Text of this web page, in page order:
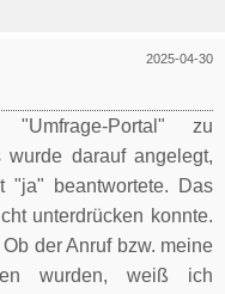
2025-04-30
Portal" zu
wurde darauf angelegt,
"ja" beantwortete. Das
unterdrücken konnte.
der Anruf bzw. meine
wurden, weiß ich